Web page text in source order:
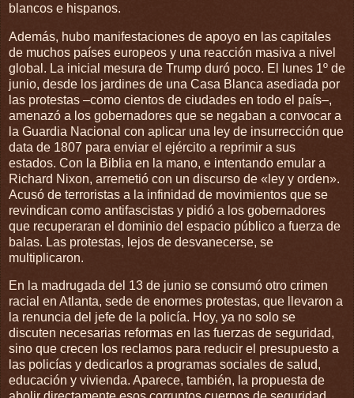
blancos e hispanos.
Además, hubo manifestaciones de apoyo en las capitales
de muchos países europeos y una reacción masiva a nivel
global. La inicial mesura de Trump duró poco. El lunes 1º de
junio, desde los jardines de una Casa Blanca asediada por
las protestas –como cientos de ciudades en todo el país–,
amenazó a los gobernadores que se negaban a convocar a
la Guardia Nacional con aplicar una ley de insurrección que
data de 1807 para enviar el ejército a reprimir a sus
estados. Con la Biblia en la mano, e intentando emular a
Richard Nixon, arremetió con un discurso de «ley y orden».
Acusó de terroristas a la infinidad de movimientos que se
revindican como antifascistas y pidió a los gobernadores
que recuperaran el dominio del espacio público a fuerza de
balas. Las protestas, lejos de desvanecerse, se
multiplicaron.
En la madrugada del 13 de junio se consumó otro crimen
racial en Atlanta, sede de enormes protestas, que llevaron a
la renuncia del jefe de la policía. Hoy, ya no solo se
discuten necesarias reformas en las fuerzas de seguridad,
sino que crecen los reclamos para reducir el presupuesto a
las policías y dedicarlos a programas sociales de salud,
educación y vivienda. Aparece, también, la propuesta de